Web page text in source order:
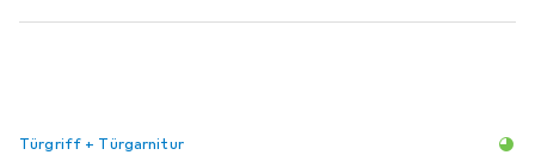
Türgriff + Türgarnitur